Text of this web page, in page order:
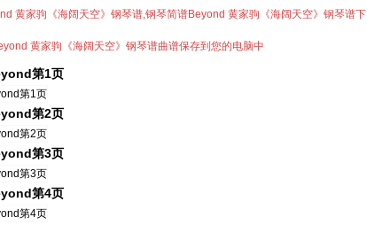
黄家驹《海阔天空》钢琴谱,钢琴简谱Beyond 黄家驹《海阔天空》钢琴谱下
黄家驹《海阔天空》钢琴谱曲谱保存到您的电脑中
第1页
第2页
第3页
第4页